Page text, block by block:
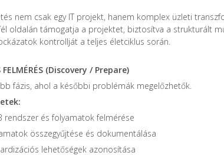
nem csak egy IT projekt, hanem komplex üzleti
oldalán támogatja a projektet, biztosítva a strukturált
kontrollját a teljes életciklus során.
FELMÉRÉS (Discovery / Prepare)
fázis, ahol a későbbi problémák megelőzhetők.
3 rendszer és folyamatok felmérése
összegyűjtése és dokumentálása
lehetőségek azonosítása